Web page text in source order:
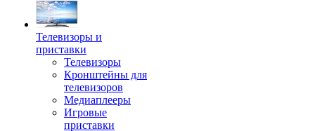
Телевизоры и
приставки
Телевизоры
Кронштейны для
телевизоров
Медиаплееры
Игровые
приставки